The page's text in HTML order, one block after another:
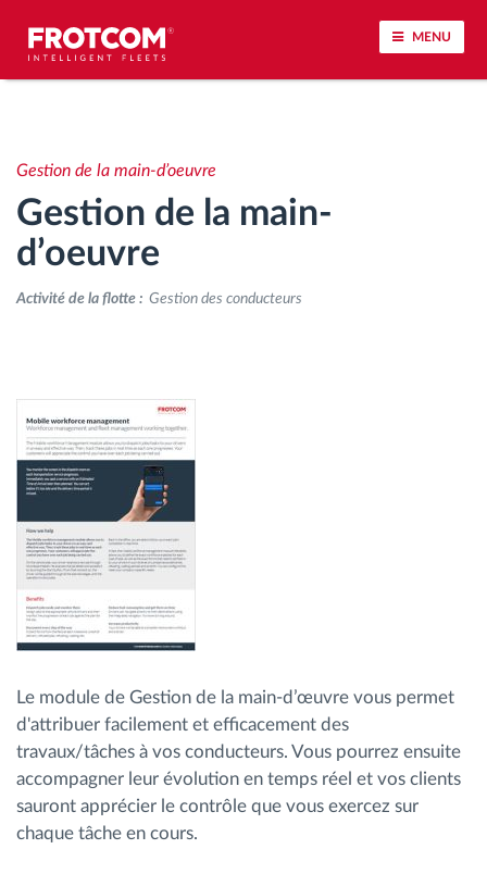
MENU
Analyse du comportement de conduite
Contrôle des temps de conduite
Contrôle d'accès
Gestion de carburant
Planification et suivi d'itinéraire
Identification automatique du conducteur
Découvrez toutes les caractéristiques
Comment nous résolvons chaques besoins
d'activité de flotte
Gestion de la main-d’oeuvre
Gestion de la main-
d’oeuvre
Activité de la flotte : Gestion des conducteurs
Le module de Gestion de la main-d’œuvre vous permet
d'attribuer facilement et efficacement des
travaux/tâches à vos conducteurs. Vous pourrez ensuite
accompagner leur évolution en temps réel et vos clients
sauront apprécier le contrôle que vous exercez sur
chaque tâche en cours.